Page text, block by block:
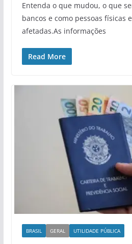
Entenda o que mudou, o que
bancos e como pessoas físicas
afetadas.As informações
Read More
BRASIL GERAL UTILIDADE PÚBLICA